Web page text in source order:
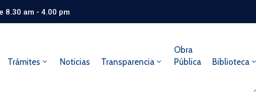
8.30 am - 4.00 pm
Trámites Noticias Transparencia
Obra
Pública
Biblioteca